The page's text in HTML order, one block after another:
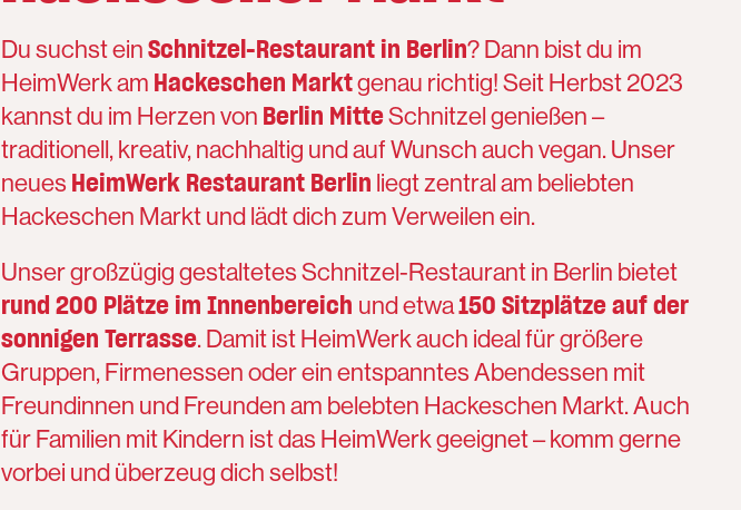
Du suchst einSchnitzel-Restaurant in Berlin? Dann bist du im
HeimWerk am Hackeschen Marktgenau richtig! Seit Herbst 2023
kannst du im Herzen von Berlin MitteSchnitzel genießen –
traditionell, kreativ, nachhaltig und auf Wunsch auch vegan. Unser
neuesHeimWerk Restaurant Berlin liegt zentral am beliebten
Hackeschen Markt und lädt dich zum Verweilen ein.
Unser großzügig gestaltetes Schnitzel-Restaurant in Berlin bietet
rund 200 Plätze im Innenbereich und etwa150 Sitzplätze auf der
sonnigen Terrasse. Damit ist HeimWerk auch ideal für größere
Gruppen, Firmenessen oder ein entspanntes Abendessen mit
Freundinnen und Freunden am belebten Hackeschen Markt. Auch
für Familien mit Kindern ist das HeimWerk geeignet – komm gerne
vorbei und überzeug dich selbst!